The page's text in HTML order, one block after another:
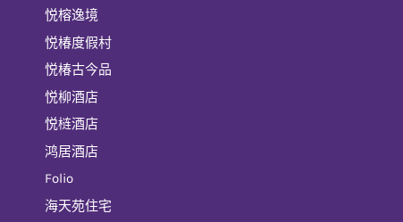
悦榕逸境
悦椿度假村
悦椿古今品
悦柳酒店
悦梿酒店
鸿居酒店
Folio
海天苑住宅